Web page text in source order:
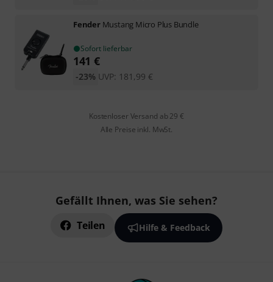
Fender Mustang Micro Plus Bundle
Sofort lieferbar
141 €
UVP: 181,99 €
-23%
Kostenloser Versand ab 29 €
Alle Preise inkl. MwSt.
Gefällt Ihnen, was Sie sehen?
Teilen Hilfe & Feedback